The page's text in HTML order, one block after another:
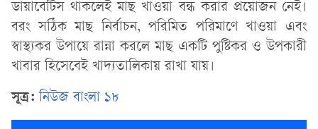
ডায়াবেটিস থাকলেই মাছ খাওয়া বন্ধ করার প্রয়োজন নেই।
বরং সঠিক মাছ নির্বাচন, পরিমিত পরিমাণে খাওয়া এবং
স্বাস্থ্যকর উপায়ে রান্না করলে মাছ একটি পুষ্টিকর ও উপকারী
খাবার হিসেবেই খাদ্যতালিকায় রাখা যায়।
সূত্র: নিউজ বাংলা ১৮